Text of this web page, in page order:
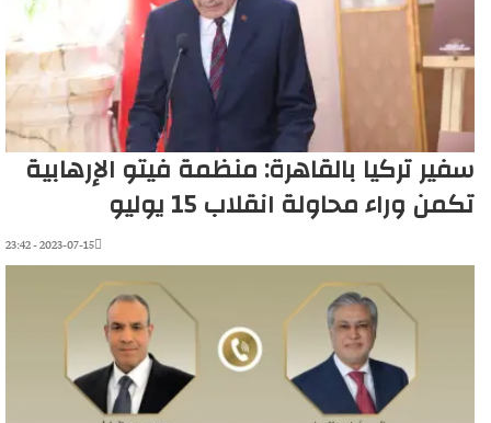
سفير تركيا بالقاهرة: منظمة فيتو الإرهابية
تكمن وراء محاولة انقلاب 15 يوليو
2023-07-15 - 23:42